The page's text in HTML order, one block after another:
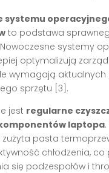
systemu
to podstawa
systemy
optymalizują
wymagają aktualnych
sprzętu [3].
jest regularne
laptopa
zużyta pasta
chłodzenia,
się podzespołów i